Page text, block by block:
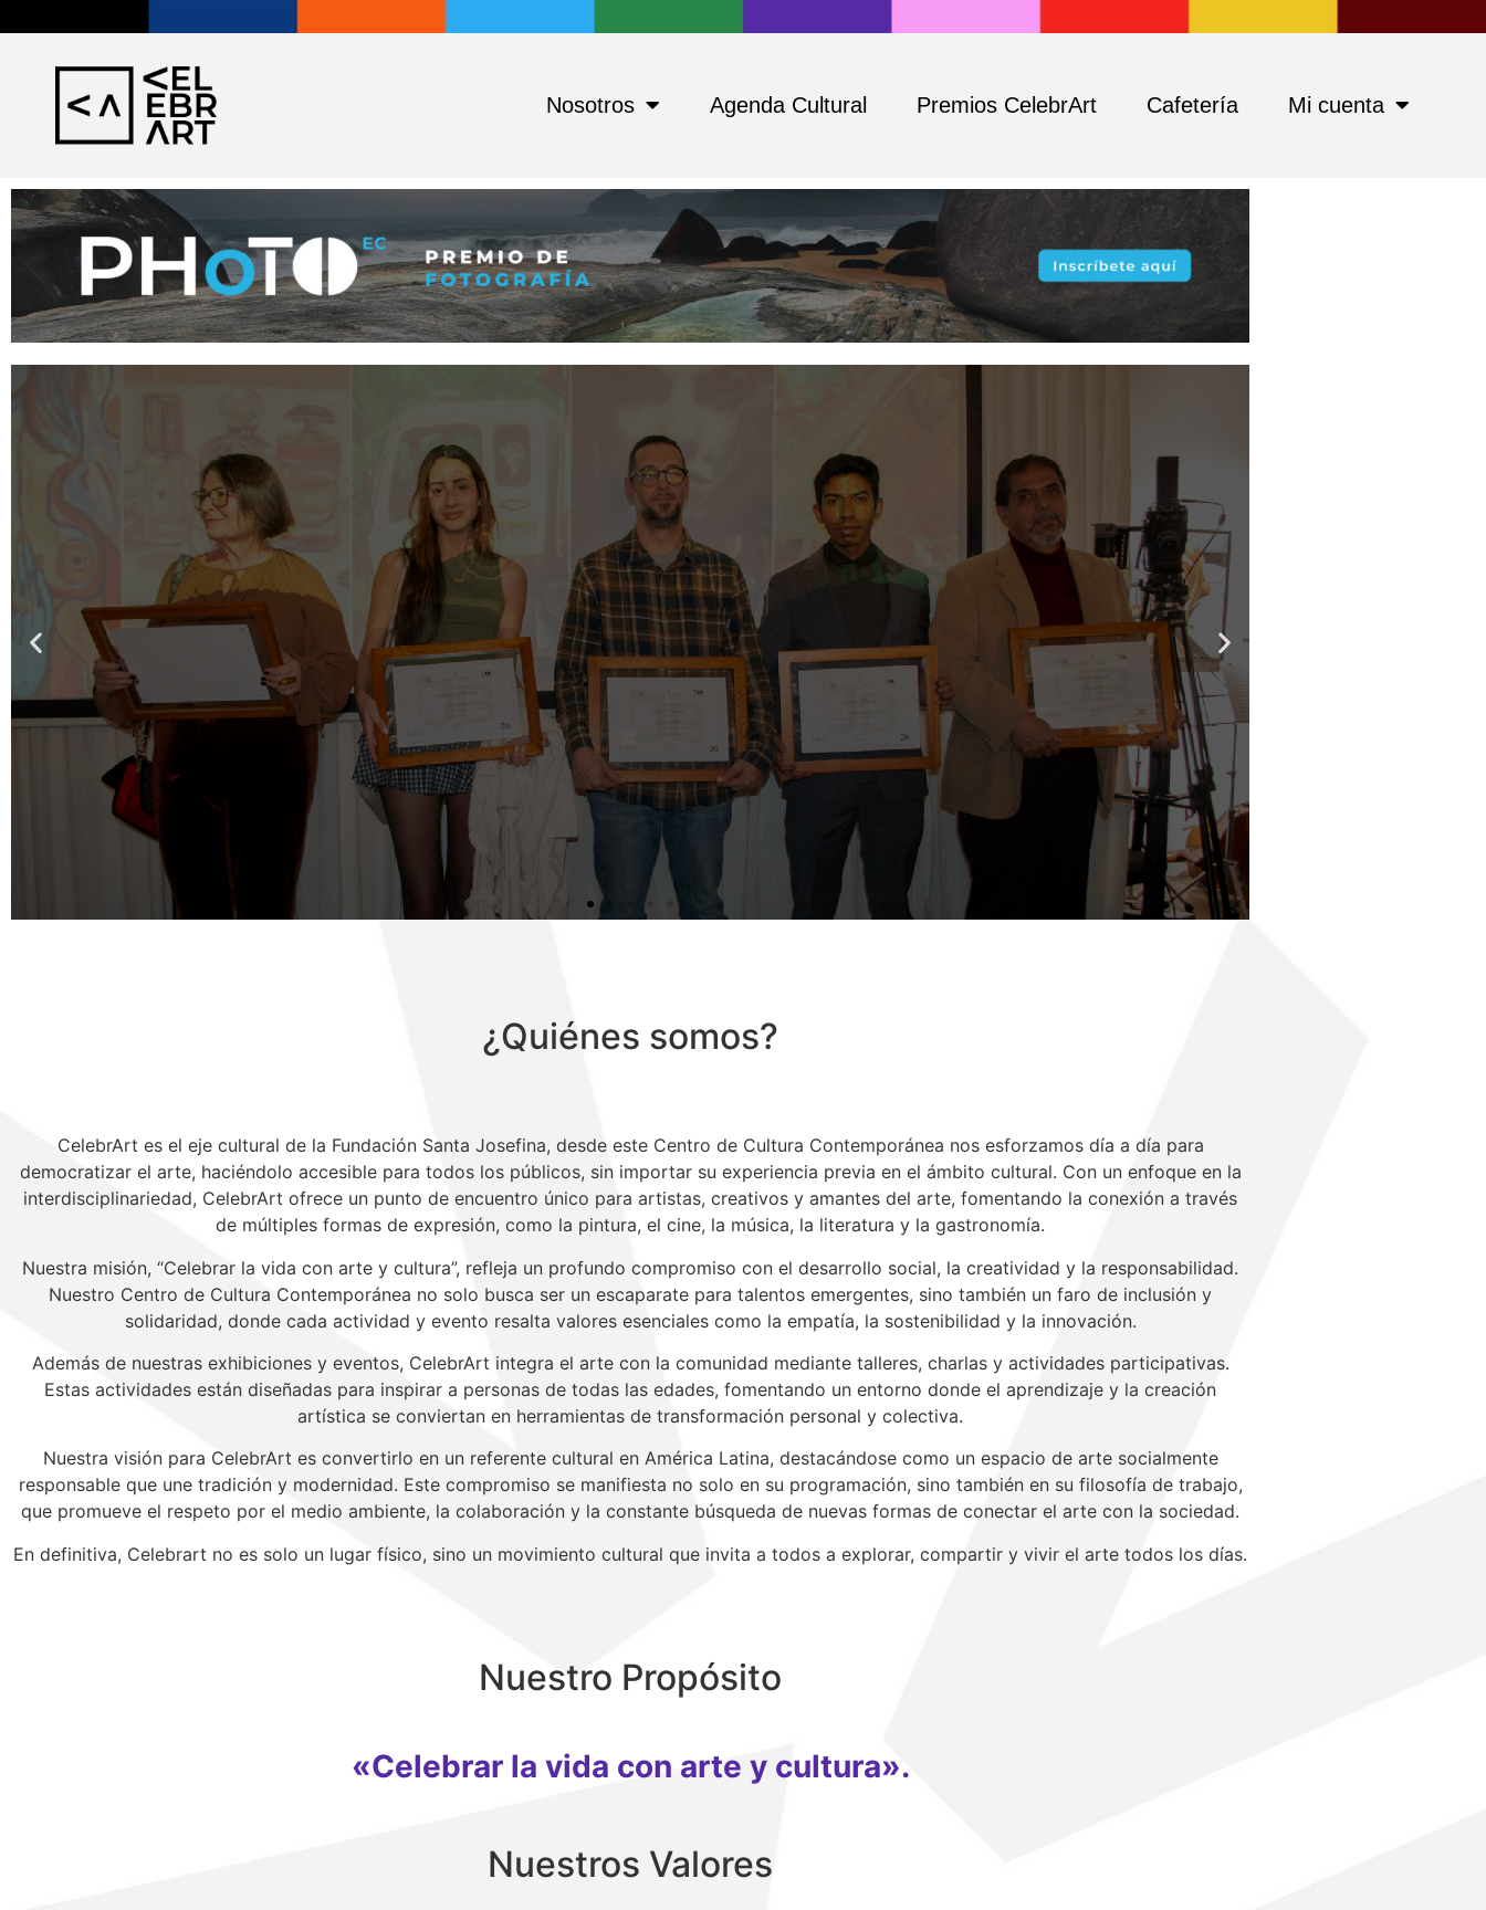
Nosotros Agenda Cultural Premios CelebrArt Cafetería Mi cuenta
¿Quiénes somos?
CelebrArt es el eje cultural de la Fundación Santa Josefina, desde este Centro de Cultura Contemporánea nos esforzamos día a día para
democratizar el arte, haciéndolo accesible para todos los públicos, sin importar su experiencia previa en el ámbito cultural. Con un enfoque en la
interdisciplinariedad, CelebrArt ofrece un punto de encuentro único para artistas, creativos y amantes del arte, fomentando la conexión a través
de múltiples formas de expresión, como la pintura, el cine, la música, la literatura y la gastronomía.
Nuestra misión, “Celebrar la vida con arte y cultura”, refleja un profundo compromiso con el desarrollo social, la creatividad y la responsabilidad.
Nuestro Centro de Cultura Contemporánea no solo busca ser un escaparate para talentos emergentes, sino también un faro de inclusión y
solidaridad, donde cada actividad y evento resalta valores esenciales como la empatía, la sostenibilidad y la innovación.
Además de nuestras exhibiciones y eventos, CelebrArt integra el arte con la comunidad mediante talleres, charlas y actividades participativas.
Estas actividades están diseñadas para inspirar a personas de todas las edades, fomentando un entorno donde el aprendizaje y la creación
artística se conviertan en herramientas de transformación personal y colectiva.
Nuestra visión para CelebrArt es convertirlo en un referente cultural en América Latina, destacándose como un espacio de arte socialmente
responsable que une tradición y modernidad. Este compromiso se manifiesta no solo en su programación, sino también en su filosofía de trabajo,
que promueve el respeto por el medio ambiente, la colaboración y la constante búsqueda de nuevas formas de conectar el arte con la sociedad.
En definitiva, Celebrart no es solo un lugar físico, sino un movimiento cultural que invita a todos a explorar, compartir y vivir el arte todos los días.
Nuestro Propósito
«Celebrar la vida con arte y cultura».
Nuestros Valores